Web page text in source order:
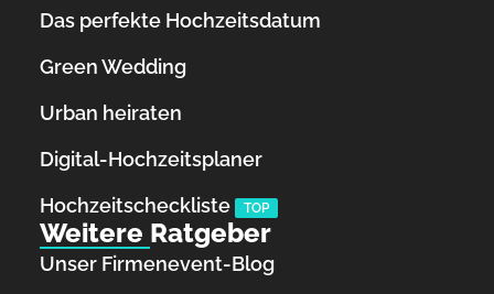
Das perfekte Hochzeitsdatum
Green Wedding
Urban heiraten
Digital-Hochzeitsplaner
Hochzeits­checkliste
TOP
Weitere Ratgeber
Unser Firmenevent-Blog